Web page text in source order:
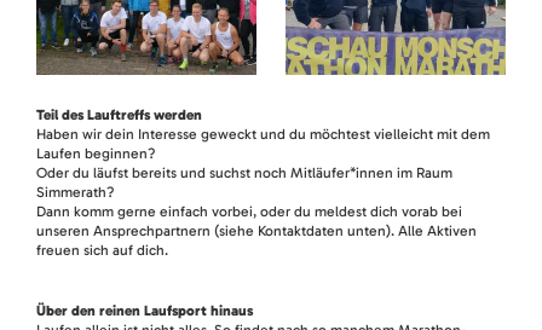
Teil des Lauftreffs werden
Haben wir dein Interesse geweckt und du möchtest vielleicht mit dem
Laufen beginnen?
Oder du läufst bereits und suchst noch Mitläufer*innen im Raum
Simmerath?
Dann komm gerne einfach vorbei, oder du meldest dich vorab bei
unseren Ansprechpartnern (siehe Kontaktdaten unten). Alle Aktiven
freuen sich auf dich.
Über den reinen Laufsport hinaus